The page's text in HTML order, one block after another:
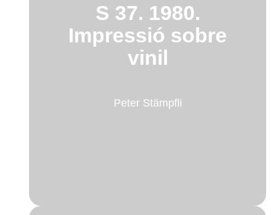
S 37. 1980.
Impressió sobre
vinil
Peter Stämpfli